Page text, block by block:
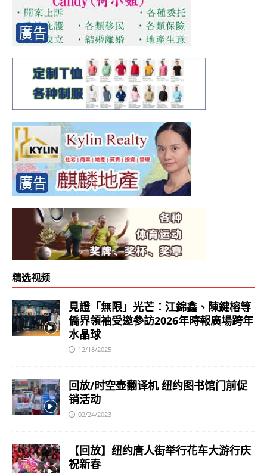
精选视频
見證「無限」光芒：江錦鑫、陳鍵榕等
僑界領袖受邀參訪2026年時報廣場跨年
水晶球
12/18/2025
回放/时空壶翻译机 纽约图书馆门前促
销活动
02/24/2023
【回放】纽约唐人街举行花车大游行庆
祝新春